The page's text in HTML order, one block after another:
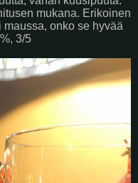
mukana. Erikoinen
onko se hyvää
3/5